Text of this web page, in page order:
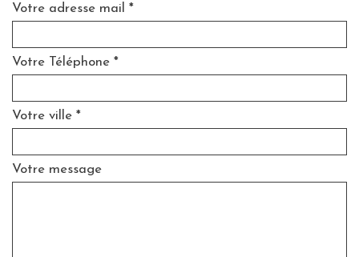
Votre adresse mail *
Votre Téléphone *
Votre ville *
Votre message